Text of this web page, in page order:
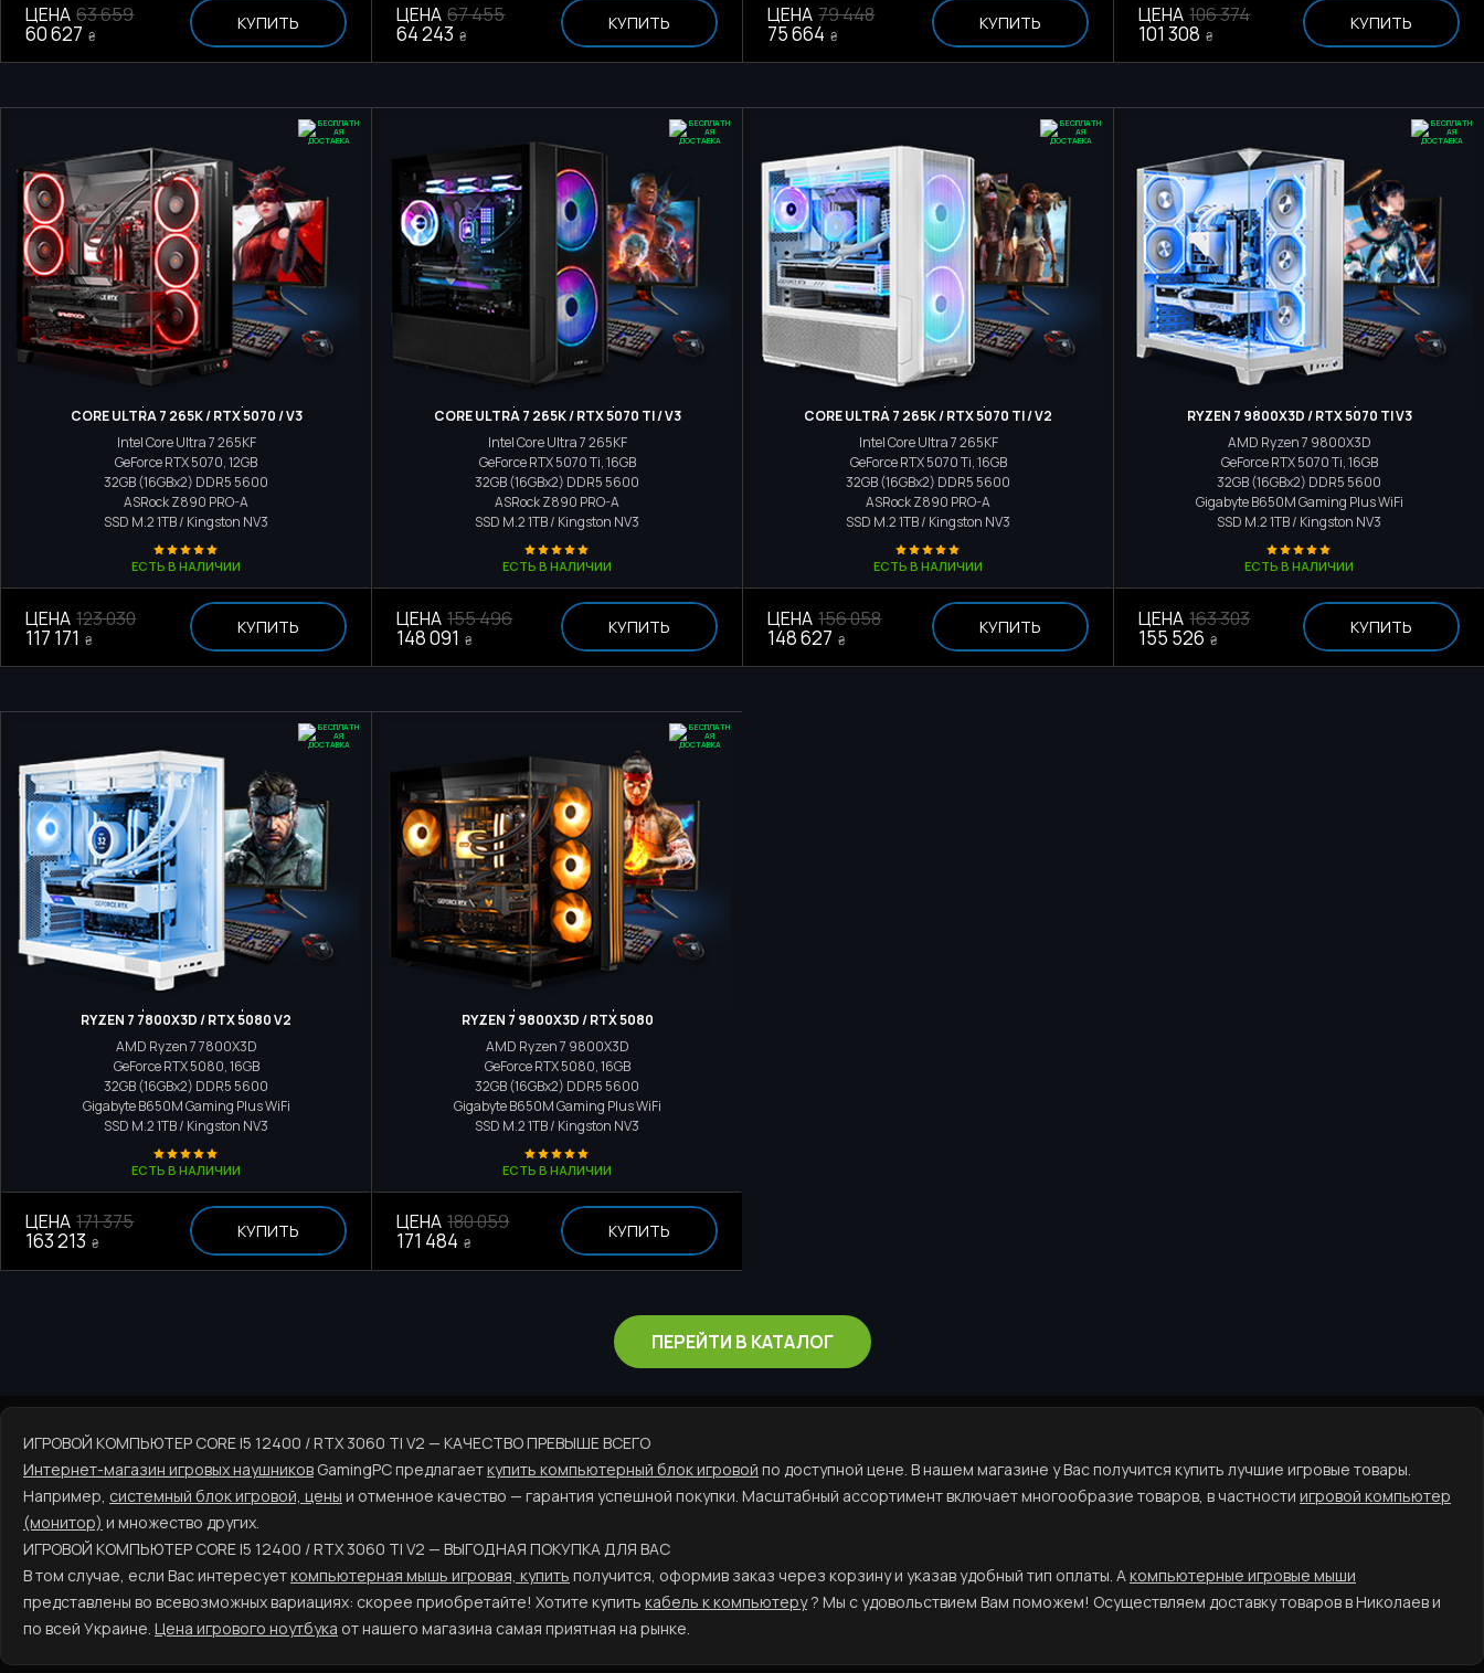
ЦЕНА 63 659
60 627 ₴
КУПИТЬ ЦЕНА 67 455
64 243 ₴
КУПИТЬ ЦЕНА 79 448
75 664 ₴
КУПИТЬ ЦЕНА 106 374
101 308 ₴
КУПИТЬ
CORE ULTRA 7 265K / RTX 5070 / V3
Intel Core Ultra 7 265KF
GeForce RTX 5070, 12GB
32GB (16GBx2) DDR5 5600
ASRock Z890 PRO-A
SSD M.21TB / Kingston NV3
ЕСТЬ В НАЛИЧИИ
ЦЕНА 123 030
117 171 ₴
КУПИТЬ
CORE ULTRA 7 265K / RTX 5070 TI / V3
Intel Core Ultra 7 265KF
GeForce RTX 5070 Ti, 16GB
32GB (16GBx2) DDR5 5600
ASRock Z890 PRO-A
SSD M.21TB / Kingston NV3
ЕСТЬ В НАЛИЧИИ
ЦЕНА 155 496
148 091 ₴
КУПИТЬ
CORE ULTRA 7 265K / RTX 5070 TI / V2
Intel Core Ultra 7 265KF
GeForce RTX 5070 Ti, 16GB
32GB (16GBx2) DDR5 5600
ASRock Z890 PRO-A
SSD M.21TB / Kingston NV3
ЕСТЬ В НАЛИЧИИ
ЦЕНА 156 058
148 627 ₴
КУПИТЬ
RYZEN 7 9800X3D / RTX 5070 TI V3
AMD Ryzen 7 9800X3D
GeForce RTX 5070 Ti, 16GB
32GB (16GBx2) DDR5 5600
Gigabyte B650M Gaming Plus WiFi
SSD M.21TB / Kingston NV3
ЕСТЬ В НАЛИЧИИ
ЦЕНА 163 303
155 526 ₴
КУПИТЬ
RYZEN 7 7800X3D / RTX 5080 V2
AMD Ryzen 7 7800X3D
GeForce RTX 5080, 16GB
32GB (16GBx2) DDR5 5600
Gigabyte B650M Gaming Plus WiFi
SSD M.21TB / Kingston NV3
ЕСТЬ В НАЛИЧИИ
ЦЕНА 171 375
163 213 ₴
КУПИТЬ
RYZEN 7 9800X3D / RTX 5080
AMD Ryzen 7 9800X3D
GeForce RTX 5080, 16GB
32GB (16GBx2) DDR5 5600
Gigabyte B650M Gaming Plus WiFi
SSD M.21TB / Kingston NV3
ЕСТЬ В НАЛИЧИИ
ЦЕНА 180 059
171 484 ₴
КУПИТЬ
ПЕРЕЙТИ В КАТАЛОГ
ИГРОВОЙ КОМПЬЮТЕР CORE I5 12400 / RTX 3060 TI V2 — КАЧЕСТВО ПРЕВЫШЕ ВСЕГО
Интернет-магазин игровых наушников GamingPC предлагаеткупить компьютерный блок игровой по доступной цене. В нашем магазине у Вас получится купить лучшие игровые товары.
Например, системный блок игровой, цены и отменное качество — гарантия успешной покупки. Масштабный ассортимент включает многообразие товаров, в частности игровой компьютер
(монитор) и множество других.
ИГРОВОЙ КОМПЬЮТЕР CORE I5 12400 / RTX 3060 TI V2 — ВЫГОДНАЯ ПОКУПКА ДЛЯ ВАС
В том случае, если Вас интересуеткомпьютерная мышь игровая, купить получится, оформив заказ через корзину и указав удобный тип оплаты. Акомпьютерные игровые мыши
представлены во всевозможных вариациях: скорее приобретайте! Хотите купить кабель к компьютеру? Мы с удовольствием Вам поможем! Осуществляем доставку товаров в Николаев и
по всей Украине. Цена игрового ноутбука от нашего магазина самая приятная на рынке.